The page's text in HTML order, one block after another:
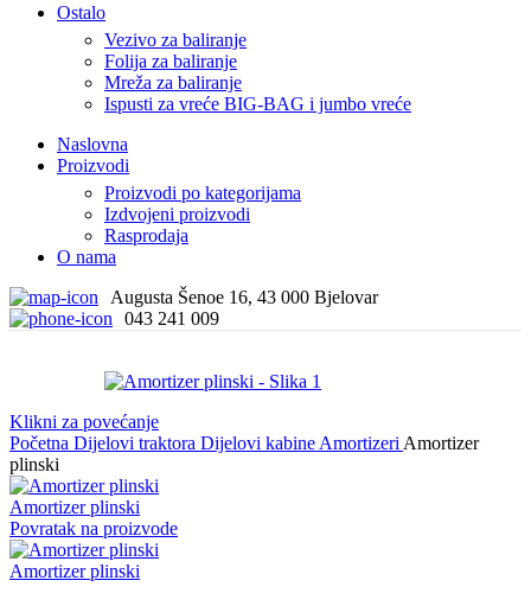
Ostalo
Vezivo za baliranje
Folija za baliranje
Mreža za baliranje
Ispusti za vreće BIG-BAG i jumbo vreće
Naslovna
Proizvodi
Proizvodi po kategorijama
Izdvojeni proizvodi
Rasprodaja
O nama
Augusta Šenoe 16, 43 000 Bjelovar
043 241 009
Klikni za povećanje
Početna Dijelovi traktora Dijelovi kabine Amortizeri Amortizer
plinski
Amortizer plinski
Povratak na proizvode
Amortizer plinski